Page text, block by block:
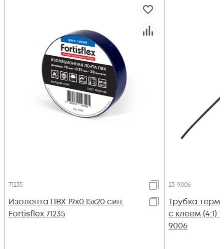
71235
Изолента ПВХ 19х0.15x20 син.
Fortisflex 71235
23-9006
Трубка
с клеем (4:1)
9006